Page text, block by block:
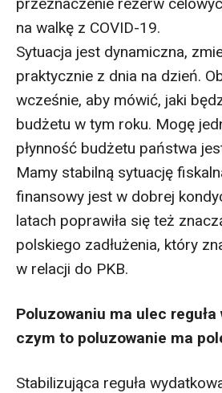
przeznaczenie rezerw
na walkę z COVID-19.
Sytuacja jest dynamiczna,
praktycznie z dnia na dzień.
wcześnie, aby mówić, jaki
budżetu w tym roku. Mogę
płynność budżetu państwa
Mamy stabilną sytuację
finansowy jest w dobrej
latach poprawiła się też
polskiego zadłużenia, który
w relacji do PKB.
Poluzowaniu ma ulec reguła
czym to poluzowanie ma
Stabilizująca reguła